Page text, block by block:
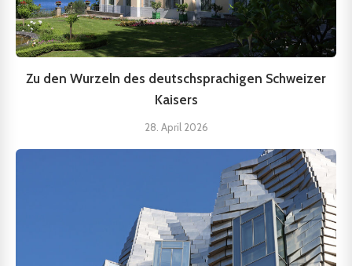
Zu den Wurzeln des deutschsprachigen Schweizer
Kaisers
28. April 2026